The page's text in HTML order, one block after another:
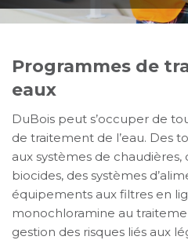
Programmes de
eaux
DuBois peut s’occuper de
de traitement de l’eau. Des
aux systèmes de
biocides, des systèmes
équipements aux filtres en
monochloramine au
gestion des risques liés aux